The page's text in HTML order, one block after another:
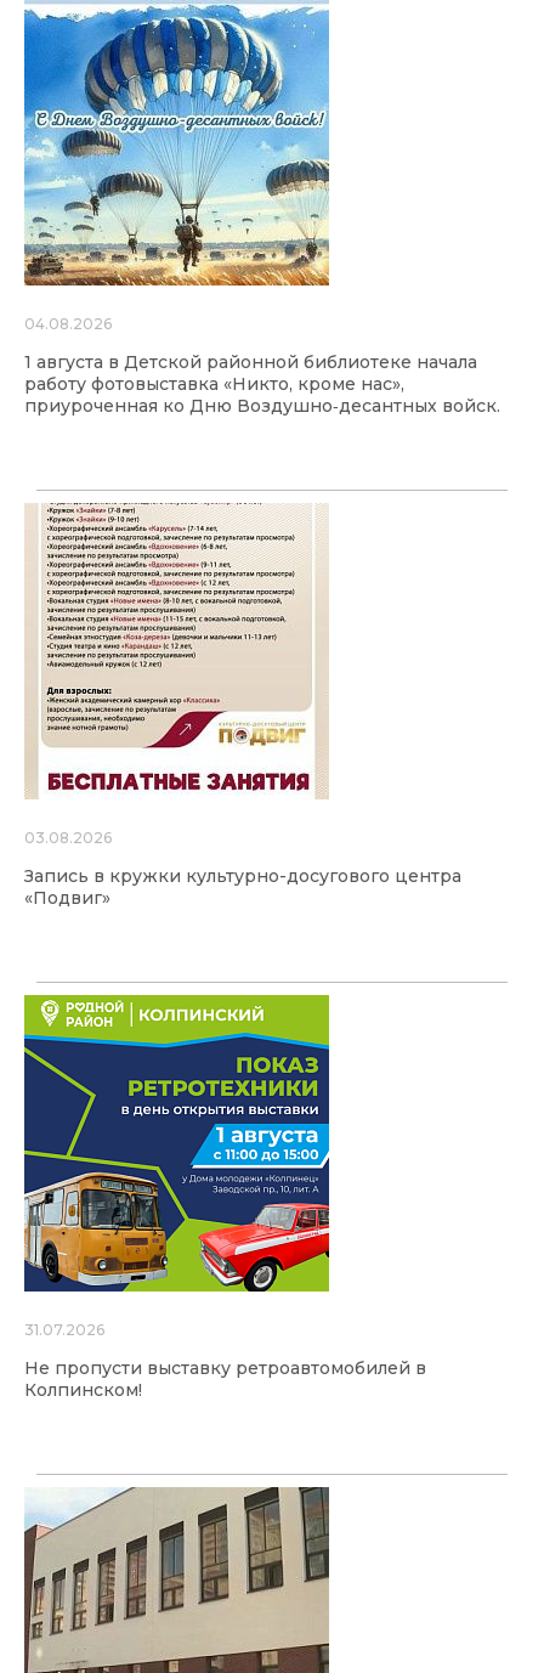
04.08.2026
1 августа в Детской районной библиотеке начала
работу фотовыставка «Никто, кроме нас»,
приуроченная ко Дню Воздушно‑десантных войск.
03.08.2026
Запись в кружки культурно-досугового центра
«Подвиг»
31.07.2026
Не пропусти выставку ретроавтомобилей в
Колпинском!